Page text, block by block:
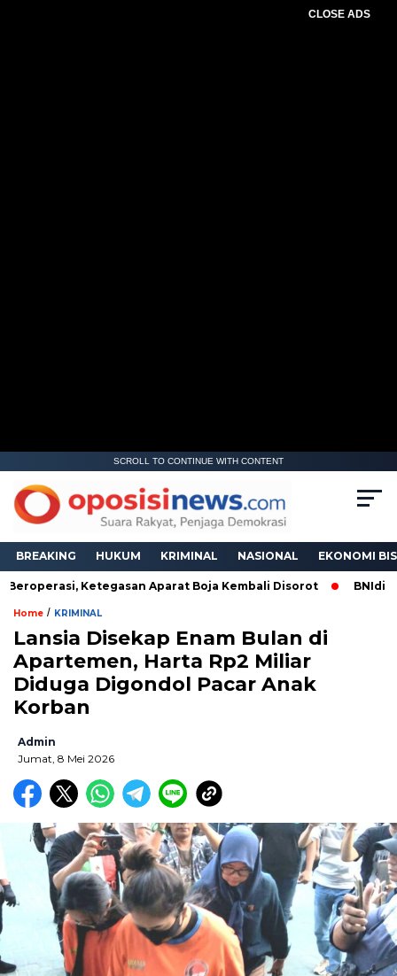
CLOSE ADS
SCROLL TO CONTINUE WITH CONTENT
BREAKING HUKUM KRIMINAL NASIONAL EKONOMI
Ketegasan Aparat Boja Kembali Disorot BNIdirect
Home / KRIMINAL
Lansia Disekap Enam Bulan di
Apartemen, Harta Rp2 Miliar
Diduga Digondol Pacar Anak
Korban
Admin
Jumat, 8 Mei 2026